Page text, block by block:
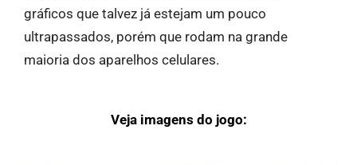
gráficos que talvez já estejam um pouco
ultrapassados, porém que rodam na grande
maioria dos aparelhos celulares.
Veja imagens do jogo: